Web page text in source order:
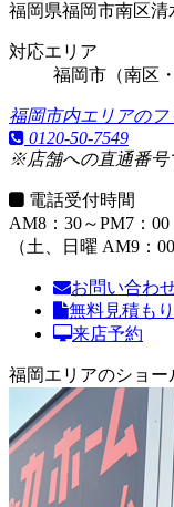
福岡県福岡市南区清
対応エリア
福岡市（南区
福岡市内エリアのフ
0120-50-7549
※店舗への直通番号
電話受付時間
AM8：30～PM7：00
（土、日曜 AM9：
お問い合わ
無料見積もり
来店予約
福岡エリアのショー